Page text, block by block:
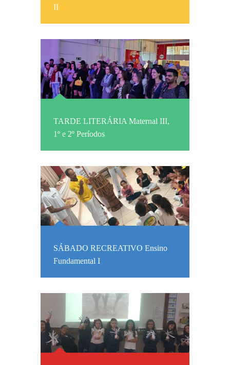
II
TARDE LITERÁRIA Maternal III,
1º e 2º Períodos
SÁBADO RECREATIVO Ensino
Fundamental I